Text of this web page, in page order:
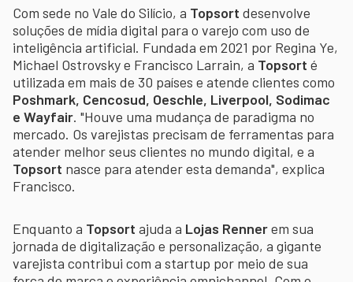
Com sede no Vale do Silício, a Topsort desenvolve
soluções de mídia digital para o varejo com uso de
inteligência artificial. Fundada em 2021 por Regina Ye,
Michael Ostrovsky e Francisco Larrain, a Topsort é
utilizada em mais de 30 países e atende clientes como
Poshmark, Cencosud, Oeschle, Liverpool, Sodimac
e Wayfair. "Houve uma mudança de paradigma no
mercado. Os varejistas precisam de ferramentas para
atender melhor seus clientes no mundo digital, e a
Topsort nasce para atender esta demanda", explica
Francisco.
Enquanto a Topsort ajuda a Lojas Rennerem sua
jornada de digitalização e personalização, a gigante
varejista contribui com a startup por meio de sua